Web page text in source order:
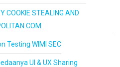
COOKIE STEALING AND
Testing WIMI SEC
UI & UX Sharing